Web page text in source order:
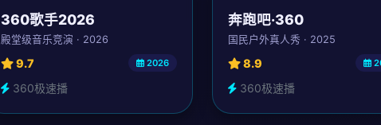
360歌手2026
殿堂级音乐竞演 · 2026
9.7 2026
360极速播
奔跑吧·360
国民户外真人秀 · 2025
8.9
360极速播